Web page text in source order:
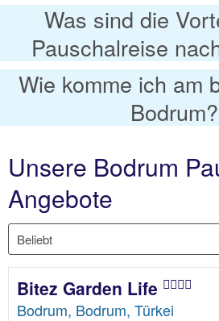
Was sind die
Pauschalreise
Wie komme ich am
Bodrum?
Unsere Bodrum
Angebote
Bitez Garden Life
Bodrum, Bodrum, Türkei